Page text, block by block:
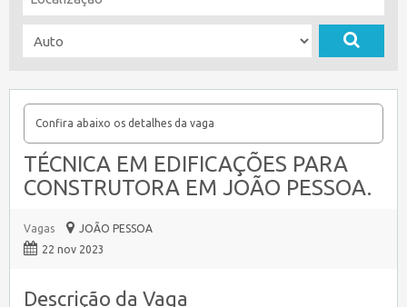
Confira abaixo os detalhes da vaga
TÉCNICA EM EDIFICAÇÕES PARA
CONSTRUTORA EM JOÃO PESSOA.
Vagas
JOÃO PESSOA
22 nov 2023
Descrição da Vaga